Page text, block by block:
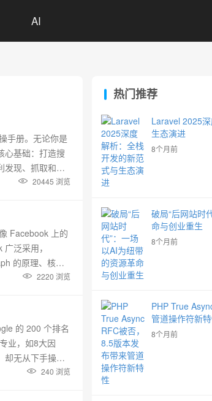
AI
手册。无论你是
心基础：打造搜
发现、抓取和理
取和索引你的内
20445 浏览
Facebook 上的
泛采用，
的原理、核心
2220 浏览
的 200 个排名
业，如8大因
却无从下手操
以上我们就可以
240 浏览
热门推荐
Laravel 2025
生态演进
8个月前
破局“后网站时
命与创业重生
8个月前
PHP True
管道操作符新
8个月前